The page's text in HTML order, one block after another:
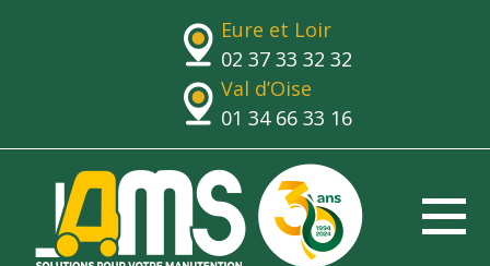
Eure et Loir
02 37 33 32 32
Val d’Oise
01 34 66 33 16